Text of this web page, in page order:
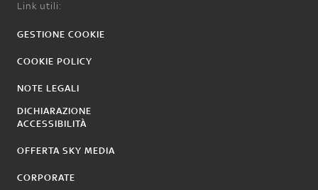
Link utili:
GESTIONE COOKIE
COOKIE POLICY
NOTE LEGALI
DICHIARAZIONE
ACCESSIBILITÀ
OFFERTA SKY MEDIA
CORPORATE